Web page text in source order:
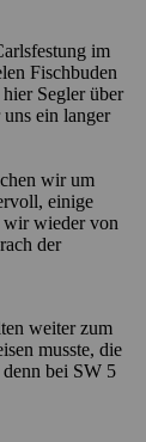
im
Fischbuden
Segler über
ein langer
wir um
einige
wir wieder von
der
weiter zum
musste, die
bei SW 5